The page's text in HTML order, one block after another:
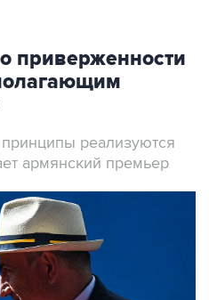
приверженности
реализуются
армянский премьер